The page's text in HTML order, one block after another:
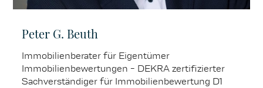
Peter G. Beuth
Immobilienberater für Eigentümer
Immobilienbewertungen - DEKRA zertifizierter
Sachverständiger für Immobilienbewertung D1